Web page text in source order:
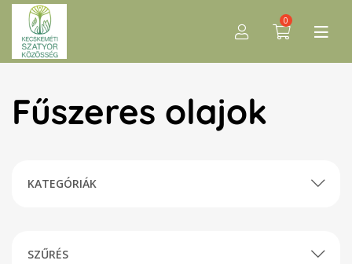
0
Fűszeres olajok
KATEGÓRIÁK
SZŰRÉS